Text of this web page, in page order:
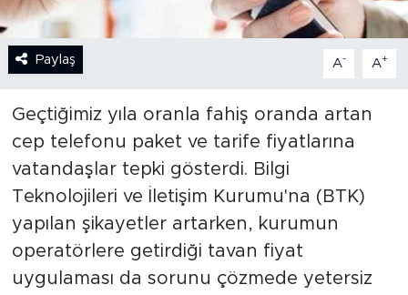
Paylaş A- A+
Geçtiğimiz yıla oranla fahiş oranda artan
cep telefonu paket ve tarife fiyatlarına
vatandaşlar tepki gösterdi. Bilgi
Teknolojileri ve İletişim Kurumu'na (BTK)
yapılan şikayetler artarken, kurumun
operatörlere getirdiği tavan fiyat
uygulaması da sorunu çözmede yetersiz
DİNİ
EKONOMİ
SPOR
KÜLTÜR SANAT